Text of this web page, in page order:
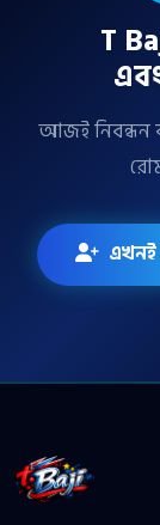
T
আজই নিবন্ধন